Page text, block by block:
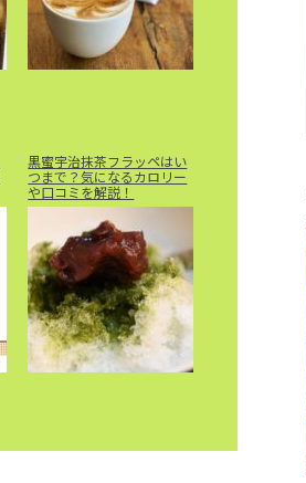
黒蜜宇治抹茶フラッペはい
つまで？気になるカロリー
や口コミを解説！